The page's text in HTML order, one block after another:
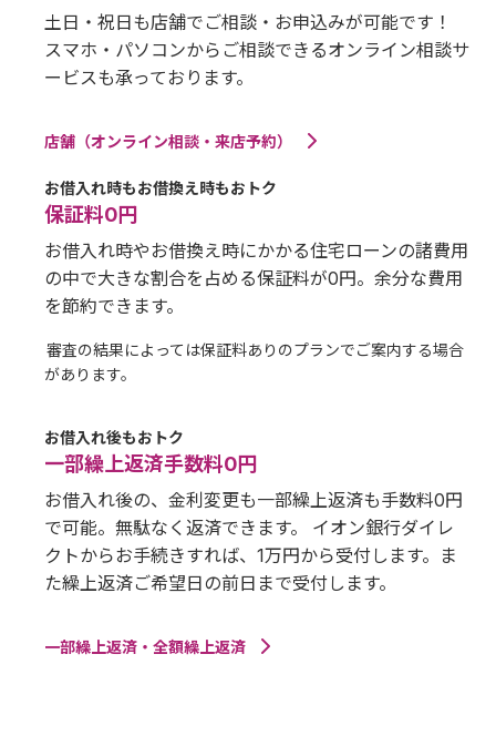
土日・祝日も店舗でご相談・お申込みが可能です！
スマホ・パソコンからご相談できるオンライン相談サ
ービスも承っております。
店舗（オンライン相談・来店予約）
お借入れ時もお借換え時もおトク
保証料0円
お借入れ時やお借換え時にかかる住宅ローンの諸費用
の中で大きな割合を占める保証料が0円。余分な費用
を節約できます。
審査の結果によっては保証料ありのプランでご案内する場合
があります。
お借入れ後もおトク
一部繰上返済手数料0円
お借入れ後の、金利変更も一部繰上返済も手数料0円
で可能。無駄なく返済できます。 イオン銀行ダイレ
クトからお手続きすれば、1万円から受付します。ま
た繰上返済ご希望日の前日まで受付します。
一部繰上返済・全額繰上返済